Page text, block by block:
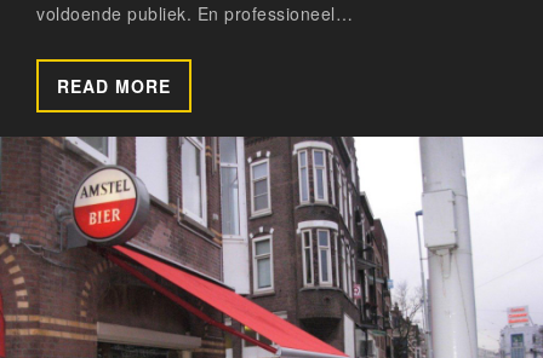
voldoende publiek. En professioneel…
READ MORE